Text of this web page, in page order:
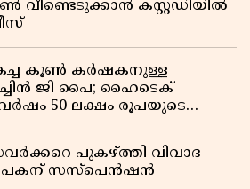
കസ്റ്റഡിയിൽ
കൂൺ കർഷകനുള്ള
ജി പൈ; ഹൈടെക്
50 ലക്ഷം രൂപയുടെ
പുകഴ്ത്തി വിവാദ
സസ്പെൻഷൻ